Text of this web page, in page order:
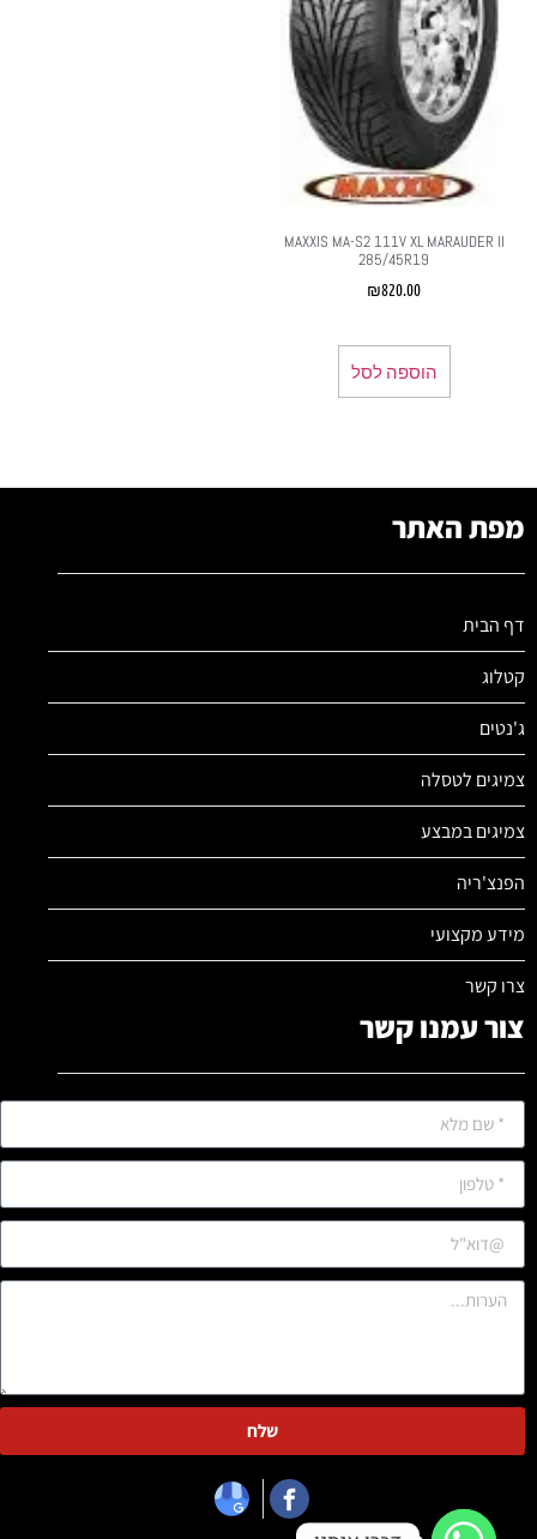
MAXXIS MA-S2 111V XL MARAUDER II
285/45R19
₪820.00
הוספה לסל
מפת האתר
דף הבית
קטלוג
ג'נטים
צמיגים לטסלה
צמיגים במבצע
הפנצ'ריה
מידע מקצועי
צרו קשר
צור עמנו קשר
שלח